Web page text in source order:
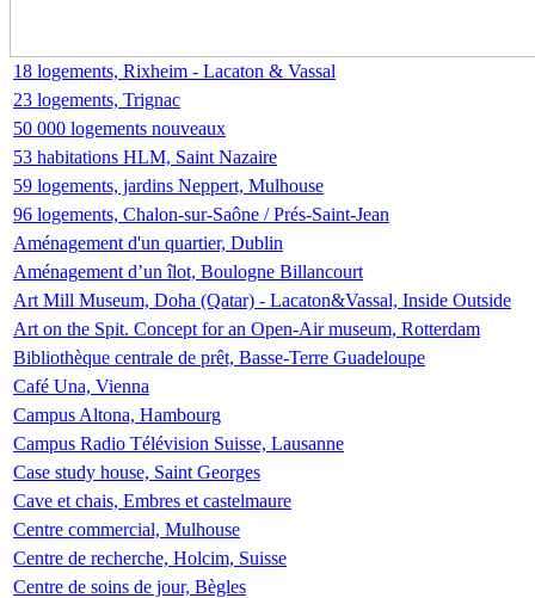
18 logements, Rixheim - Lacaton & Vassal
23 logements, Trignac
50 000 logements nouveaux
53 habitations HLM, Saint Nazaire
59 logements, jardins Neppert, Mulhouse
96 logements, Chalon-sur-Saône / Prés-Saint-Jean
Aménagement d'un quartier, Dublin
Aménagement d’un îlot, Boulogne Billancourt
Art Mill Museum, Doha (Qatar) - Lacaton&Vassal, Inside Outside
Art on the Spit. Concept for an Open-Air museum, Rotterdam
Bibliothèque centrale de prêt, Basse-Terre Guadeloupe
Café Una, Vienna
Campus Altona, Hambourg
Campus Radio Télévision Suisse, Lausanne
Case study house, Saint Georges
Cave et chais, Embres et castelmaure
Centre commercial, Mulhouse
Centre de recherche, Holcim, Suisse
Centre de soins de jour, Bègles